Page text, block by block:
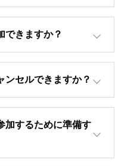
できますか？
ンセルできますか？
加するために準備す